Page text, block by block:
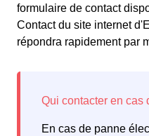
formulaire de contact
Contact du site internet
répondra rapidement par
En cas de panne